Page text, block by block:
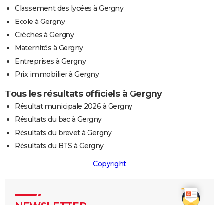
Classement des lycées à Gergny
Ecole à Gergny
Crèches à Gergny
Maternités à Gergny
Entreprises à Gergny
Prix immobilier à Gergny
Tous les résultats officiels à Gergny
Résultat municipale 2026 à Gergny
Résultats du bac à Gergny
Résultats du brevet à Gergny
Résultats du BTS à Gergny
Copyright